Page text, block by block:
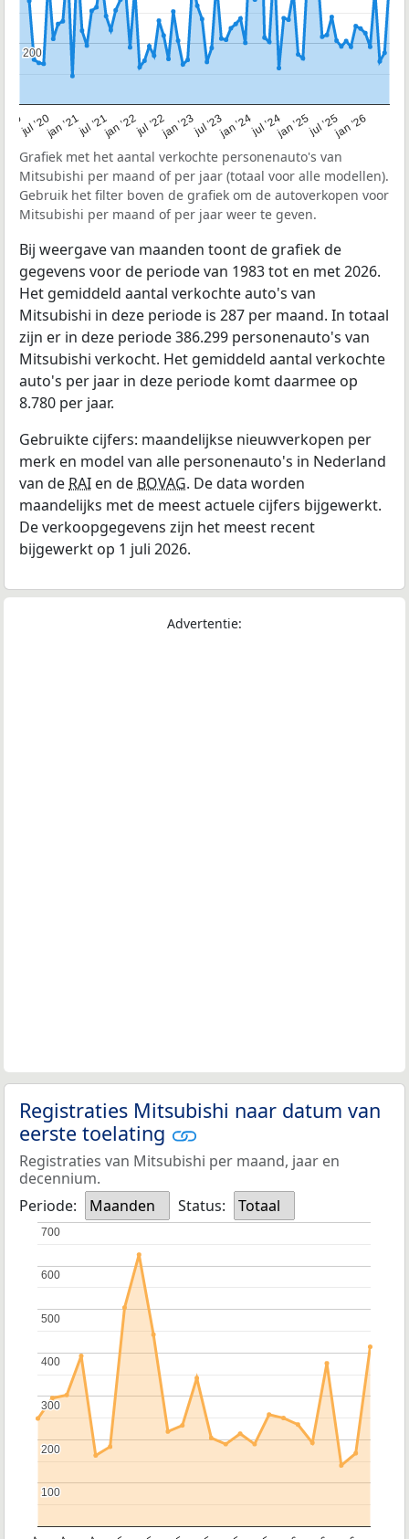
jul ’20jan ’21jul ’21jan ’22jul ’22jan ’23jul ’23jan ’24jul ’24jan ’25jul ’25jan ’26
200
200
Grafiek met het aantal verkochte personenauto's van
Mitsubishi per maand of per jaar (totaal voor alle modellen).
Gebruik het filter boven de grafiek om de autoverkopen voor
Mitsubishi per maand of per jaar weer te geven.
Bij weergave van maanden toont de grafiek de
gegevens voor de periode van 1983 tot en met 2026.
Het gemiddeld aantal verkochte auto's van
Mitsubishi in deze periode is 287 per maand. In totaal
zijn er in deze periode 386.299 personenauto's van
Mitsubishi verkocht. Het gemiddeld aantal verkochte
auto's per jaar in deze periode komt daarmee op
8.780 per jaar.
Gebruikte cijfers: maandelijkse nieuwverkopen per
merk en model van alle personenauto's in Nederland
van de RAI en de BOVAG. De data worden
maandelijks met de meest actuele cijfers bijgewerkt.
De verkoopgegevens zijn het meest recent
bijgewerkt op 1 juli 2026.
Advertentie:
Registraties Mitsubishi naar datum van
eerste toelating
Registraties van Mitsubishi per maand, jaar en
decennium.
Periode:
Maanden Status: Totaal
100
100
200
200
300
300
400
400
500
500
600
600
700
700